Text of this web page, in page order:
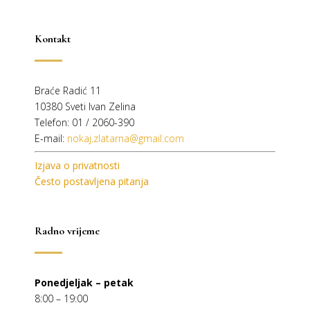
Kontakt
Braće Radić 11
10380 Sveti Ivan Zelina
Telefon: 01 / 2060-390
E-mail: nokaj.zlatarna@gmail.com
Izjava o privatnosti
Često postavljena pitanja
Radno vrijeme
Ponedjeljak – petak
8:00 – 19:00